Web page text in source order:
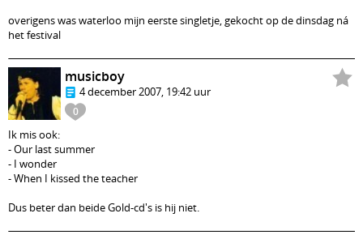
overigens was waterloo mijn eerste singletje, gekocht op de dinsdag ná
het festival
0
musicboy
4 december 2007, 19:42 uur
Ik mis ook:
- Our last summer
- I wonder
- When I kissed the teacher
Dus beter dan beide Gold-cd's is hij niet.